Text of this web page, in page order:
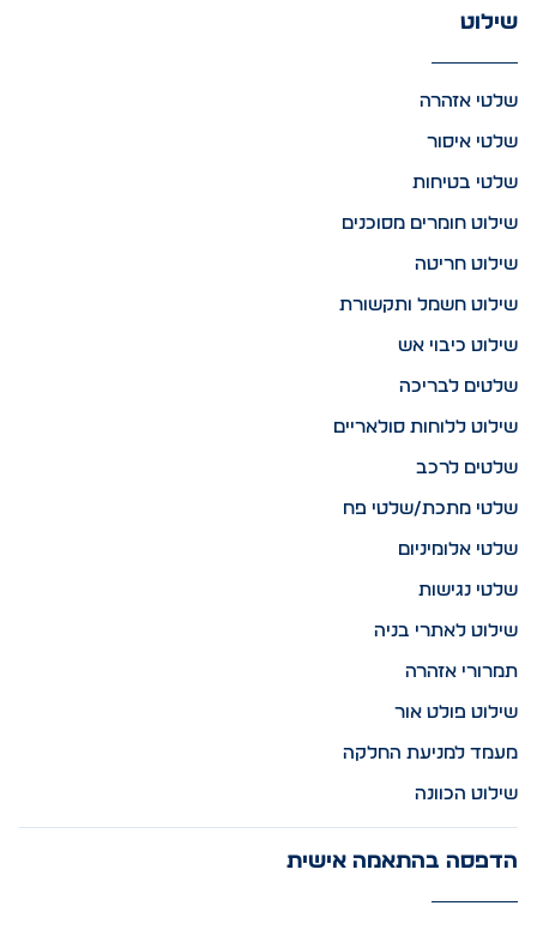
שילוט
שלטי אזהרה
שלטי איסור
שלטי בטיחות
שילוט חומרים מסוכנים
שילוט חריטה
שילוט חשמל ותקשורת
שילוט כיבוי אש
שלטים לבריכה
שילוט ללוחות סולאריים
שלטים לרכב
שלטי מתכת/שלטי פח
שלטי אלומיניום
שלטי נגישות
שילוט לאתרי בניה
תמרורי אזהרה
שילוט פולט אור
מעמד למניעת החלקה
שילוט הכוונה
הדפסה בהתאמה אישית